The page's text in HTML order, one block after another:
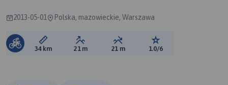
2013-05-01 Polska, mazowieckie, Warszawa
Długość trasy:
34 km Suma przewyższeń:
21 m Suma spadków:
21 m Ocena trasy:
1.0/6